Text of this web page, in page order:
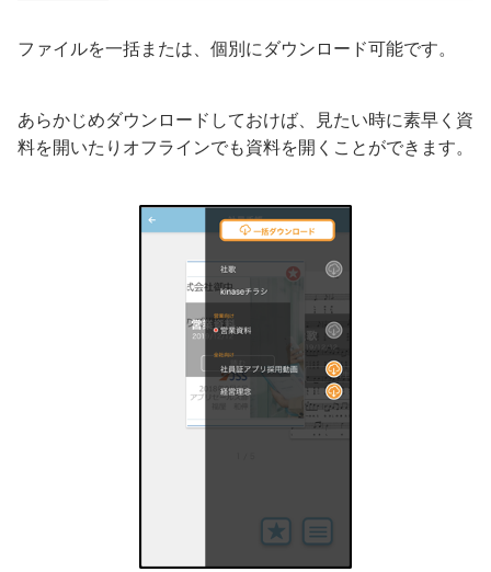
ファイルを一括または、個別にダウンロード可能です。
あらかじめダウンロードしておけば、見たい時に素早く資
料を開いたりオフラインでも資料を開くことができます。